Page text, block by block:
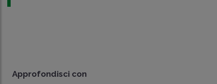
Approfondisci con